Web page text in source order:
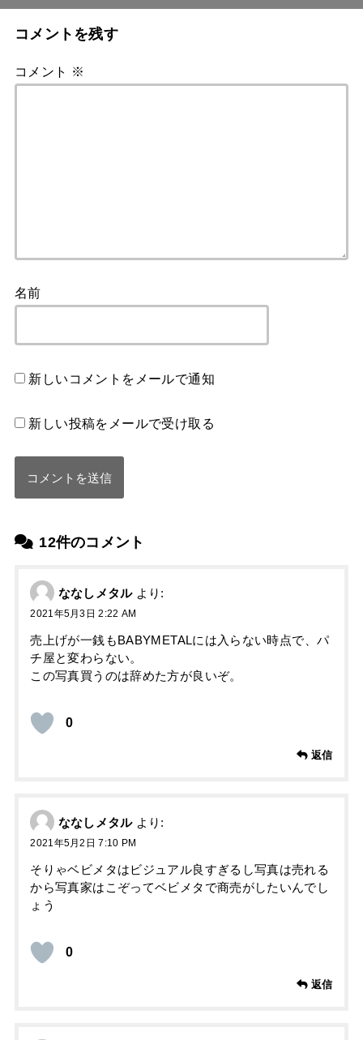
12件のコメント
ななしメタル より:
2021年5月3日 2:22 AM
売上げが一銭もBABYMETALには入らない時点で、パ
チ屋と変わらない。
この写真買うのは辞めた方が良いぞ。
0
返信
ななしメタル より:
2021年5月2日 7:10 PM
そりゃベビメタはビジュアル良すぎるし写真は売れる
から写真家はこぞってベビメタで商売がしたいんでし
ょう
0
返信
コメントを残す
コメント ※
名前
新しいコメントをメールで通知
新しい投稿をメールで受け取る